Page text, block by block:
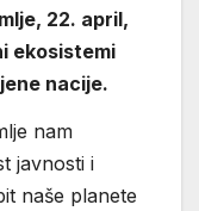
22. april,
ekosistemi
nacije.
nam
javnosti i
naše planete